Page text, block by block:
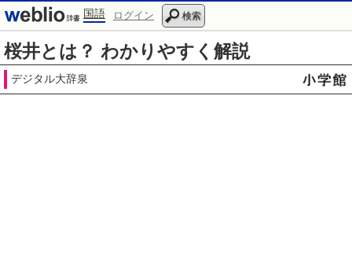
国語 ログイン 検索
桜井とは？ わかりやすく解説
デジタル大辞泉